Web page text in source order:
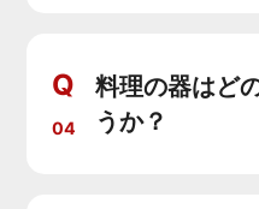
Q
04
料理の器はど
うか？